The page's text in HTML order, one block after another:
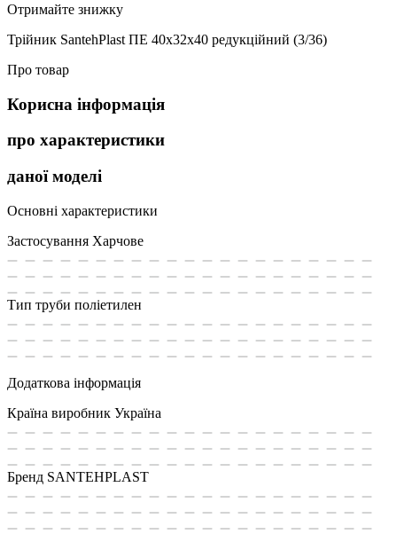
Отримайте знижку
Трійник SantehPlast ПЕ 40х32х40 редукційний (3/36)
Про товар
Корисна інформація
про характеристики
даної моделі
Основні характеристики
Застосування Харчове
Тип труби поліетилен
Додаткова інформація
Країна виробник Україна
Бренд SANTEHPLAST